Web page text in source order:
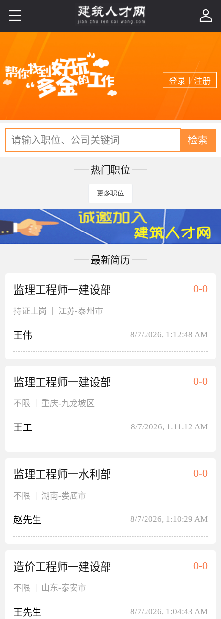
 
登录 | 注册
请输入职位、公司关键词 检索
热门职位
更多职位
最新简历
监理工程师一建设部 0-0
持证上岗 | 江苏-泰州市
王伟 8/7/2026, 1:12:48 AM
监理工程师一建设部 0-0
不限 | 重庆-九龙坡区
王工 8/7/2026, 1:11:12 AM
监理工程师一水利部 0-0
不限 | 湖南-娄底市
赵先生 8/7/2026, 1:10:29 AM
造价工程师一建设部 0-0
不限 | 山东-泰安市
王先生 8/7/2026, 1:04:43 AM